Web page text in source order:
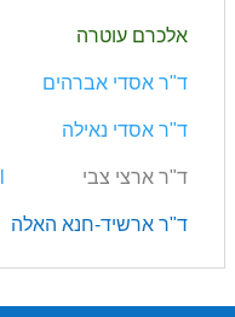
אלכרם עוטרה
ד‭"‬ר אסדי אברהים
ד‭"‬ר אסדי נאילה
ד‭"‬ר ארצי צבי
ד‭"‬ר ארשיד‭-‬חנא האלה